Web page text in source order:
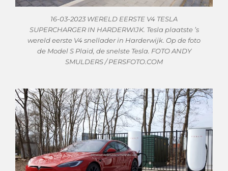
16-03-2023 WERELD EERSTE V4 TESLA
SUPERCHARGER IN HARDERWIJK. Tesla plaatste ’s
wereld eerste V4 snellader in Harderwijk. Op de foto
de Model S Plaid, de snelste Tesla. FOTO ANDY
SMULDERS / PERSFOTO.COM